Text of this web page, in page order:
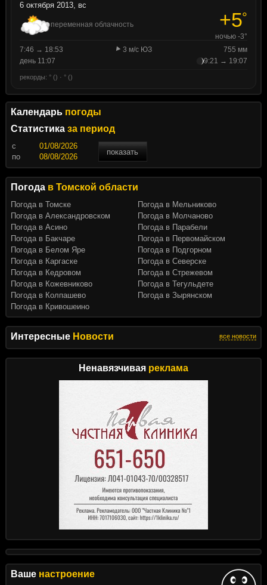
Интересные Новости все новости
Ненавязчивая реклама
Ваше настроение
6 октября 2013, вс
переменная облачность +5°
ночью -3°
7:46 → 18:53
3 м/с ЮЗ
755 мм
день 11:07
9:21 → 19:07
рекорды: ° () · ° ()
Календарь погоды
Статистика за период
c
показать
по
Погода в Томской области
Погода в Томске
Погода в Александровском
Погода в Асино
Погода в Бакчаре
Погода в Белом Яре
Погода в Каргаске
Погода в Кедровом
Погода в Кожевниково
Погода в Колпашево
Погода в Кривошеино
Погода в Мельниково
Погода в Молчаново
Погода в Парабели
Погода в Первомайском
Погода в Подгорном
Погода в Северске
Погода в Стрежевом
Погода в Тегульдете
Погода в Зырянском